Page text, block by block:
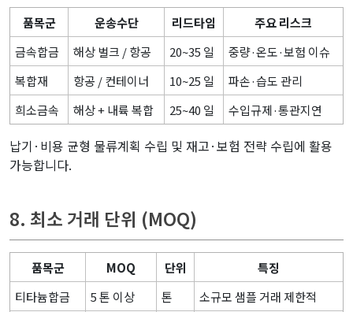
품목군 운송수단 리드타임
주요 리스크
금속합금
해상 벌크 / 항공 20~35 일
중량·온도·보험 이슈
복합재
항공 / 컨테이너 10~25 일
파손·습도 관리
희소금속
해상 + 내륙 복합 25~40 일 수입규제·통관지연
납기·비용 균형 물류계획 수립 및 재고·보험 전략 수립에 활용
가능합니다.
8. 최소 거래 단위 (MOQ)
품목군 MOQ 단위
특징
티타늄합금
5 톤 이상 톤
소규모 샘플 거래 제한적